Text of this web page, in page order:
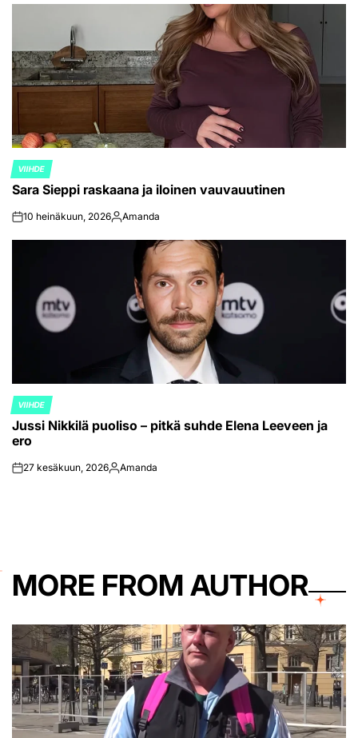
POSTED
IN
VIIHDE
Sara Sieppi raskaana ja iloinen vauvauutinen
on10 heinäkuun, 2026Posted
Amanda
POSTED
IN
VIIHDE
Jussi Nikkilä puoliso – pitkä suhde Elena Leeveen ja
ero
on27 kesäkuun, 2026Posted
Amanda
MORE FROM AUTHOR